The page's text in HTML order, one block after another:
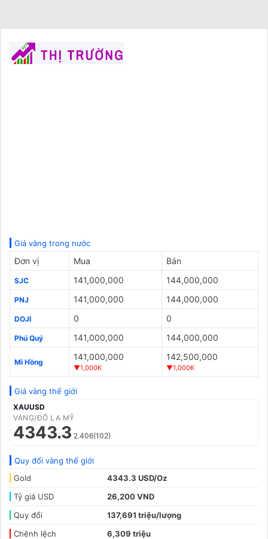
Giá vàng trong nước
Đơn vị Mua Bán
SJC 141,000,000 144,000,000
PNJ 141,000,000 144,000,000
DOJI 0 0
Phú Quý 141,000,000 144,000,000
Mi Hồng
141,000,000
▼1,000K
142,500,000
▼1,000K
Giá vàng thế giới
XAUUSD
VÀNG/ĐÔ LA MỸ
4343.3 2.406(102)
Quy đổi vàng thế giới
Gold
4343.3 USD/Oz
Tỷ giá USD
26,200 VND
Quy đổi
137,691 triệu/lượng
Chênh lệch
6,309 triệu